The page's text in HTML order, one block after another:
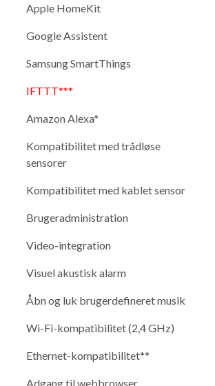
Apple HomeKit
Google Assistent
Samsung SmartThings
IFTTT***
Amazon Alexa*
Kompatibilitet med trådløse
sensorer
Kompatibilitet med kablet sensor
Brugeradministration
Video-integration
Visuel akustisk alarm
Åbn og luk brugerdefineret musik
Wi-Fi-kompatibilitet (2,4 GHz)
Ethernet-kompatibilitet**
Adgang til webbrowser